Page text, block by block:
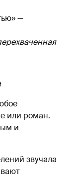
—
или роман.
и
звучала